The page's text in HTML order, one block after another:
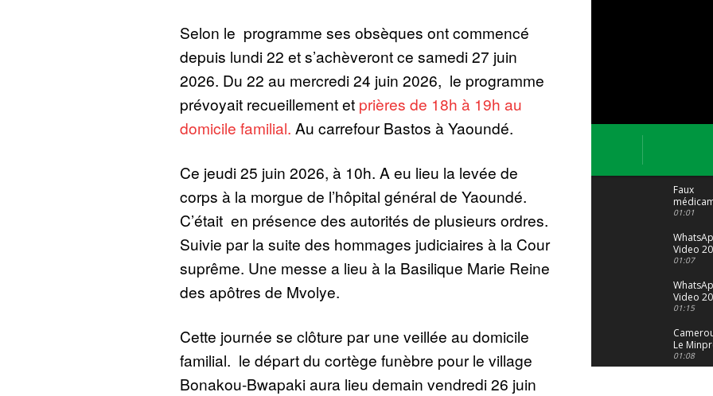
Selon le programme ses obsèques ont commencé
depuis lundi 22 et s’achèveront ce samedi 27 juin
2026. Du 22 au mercredi 24 juin 2026, le programme
prévoyait recueillement et prières de 18h à 19h au
domicile familial. Au carrefour Bastos à Yaoundé.
Ce jeudi 25 juin 2026, à 10h. A eu lieu la levée de
corps à la morgue de l’hôpital général de Yaoundé.
C’était en présence des autorités de plusieurs ordres.
Suivie par la suite des hommages judiciaires à la Cour
suprême. Une messe a lieu à la Basilique Marie Reine
des apôtres de Mvolye.
Cette journée se clôture par une veillée au domicile
familial. le départ du cortège funèbre pour le village
Bonakou-Bwapaki aura lieu demain vendredi 26 juin
Faux
: Le trafic
malgré
01:01
Video
04 at 15
01:07
Video
29 at 12
01:15
Le
alerte
dérives
01:08